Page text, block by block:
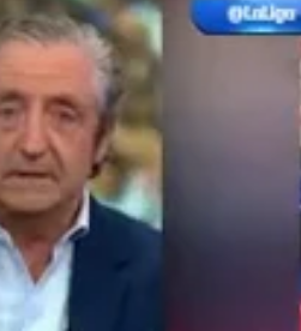
16 de septiembre de 2024, 02:14